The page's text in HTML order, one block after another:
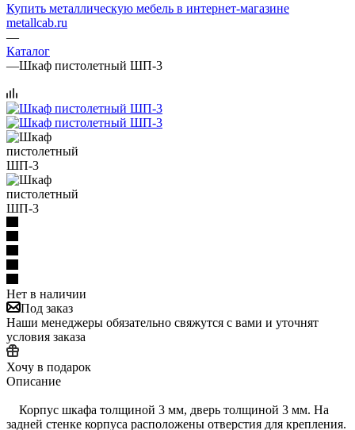
Купить металлическую мебель в интернет-магазине
metallcab.ru
—
Каталог
—Шкаф пистолетный ШП-3
Нет в наличии
Под заказ
Наши менеджеры обязательно свяжутся с вами и уточнят
условия заказа
Хочу в подарок
Описание
Корпус шкафа толщиной 3 мм, дверь толщиной 3 мм. На
задней стенке корпуса расположены отверстия для крепления.